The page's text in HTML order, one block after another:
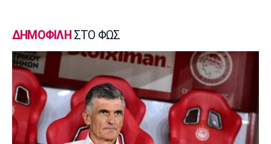
Ποδόσφαιρο - Διεθνή
Η Νορβηγία καλεί τον Ινφαντίνο να
παραιτηθεί
18:00
Super League 1
Ολυμπιακός: Στα «ερυθρόλευκα» ο γιός του
Τζιοβάνι!
ΔΗΜΟΦΙΛΗ ΣΤΟ ΦΩΣ